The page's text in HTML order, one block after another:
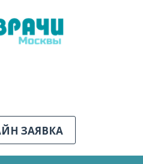
ЗАЯВКА